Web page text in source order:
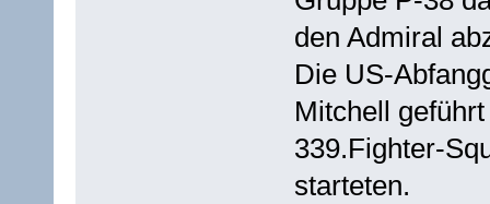
den Admiral
Die US-
Mitchell
339.Fighter-
starteten.